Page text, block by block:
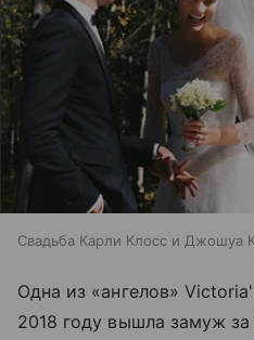
Свадьба Карли Клосс и Джошуа
Одна из «ангелов»
2018 году вышла замуж